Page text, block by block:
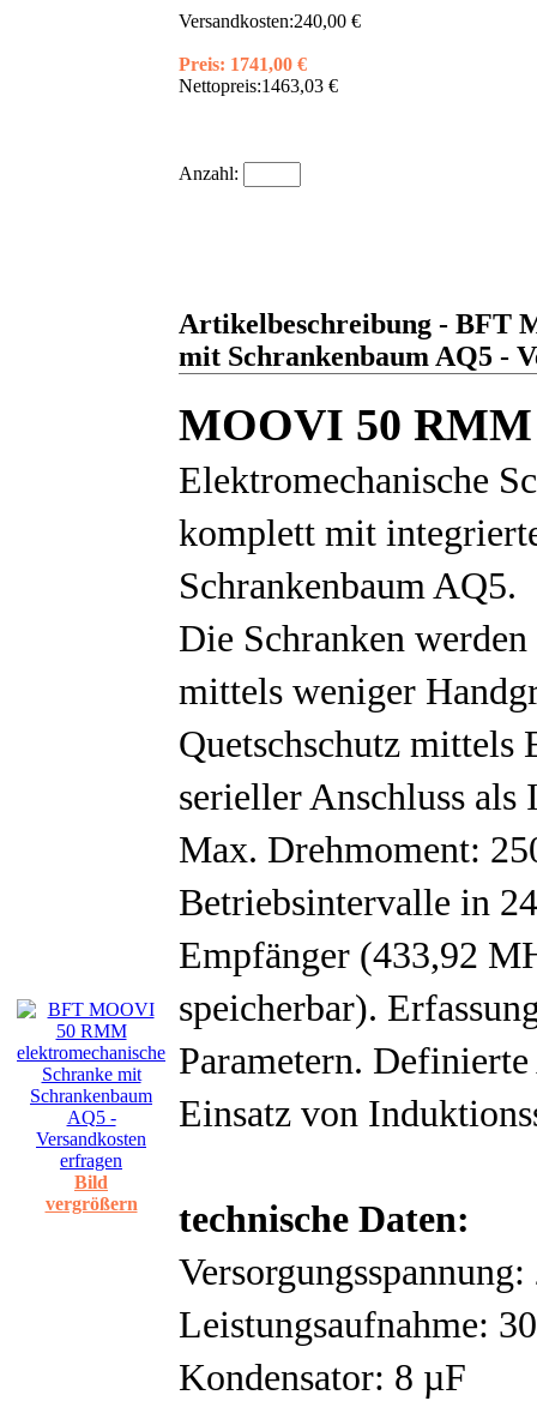
Bild
vergrößern
Versandkosten:240,00 €
Preis: 1741,00 €
Nettopreis:1463,03 €
Anzahl:
Artikelbeschreibung - BFT
mit Schrankenbaum AQ5 -
MOOVI 50 RMM
Elektromechanische
komplett mit
Schrankenbaum AQ5.
Die Schranken
mittels weniger
Quetschschutz mittels
serieller Anschluss als
Max. Drehmoment:
Betriebsintervalle in
Empfänger (433,92
speicherbar).
Parametern.
Einsatz von
technische Daten:
Leistungsaufnahme:
Kondensator: 8 µF